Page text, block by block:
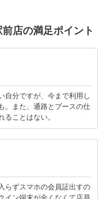
店の満足ポイント
自分ですが、今まで利用し
また、通路とブースの仕
ことはない。
らずスマホの会員証出すの